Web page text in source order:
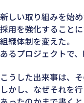
新しい取り組みを始め
採用を強化することに
組織体制を変えた。
あるプロジェクトで
こうした出来事は、
しかし、なぜそれを